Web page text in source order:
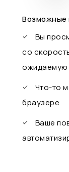
Возможные
Вы
со
ожидаемую
Что-то
браузере
Ваше